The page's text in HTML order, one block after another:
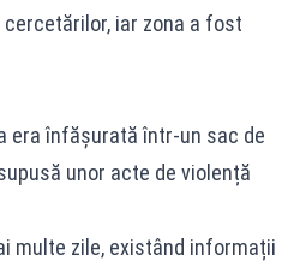
iar zona a fost
era înfășurată într-un sac de
unor acte de violență
multe zile, existând informații